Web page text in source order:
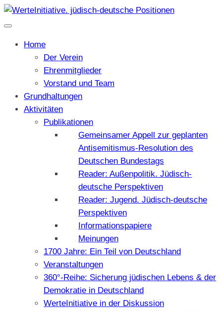
Home
Der Verein
Ehrenmitglieder
Vorstand und Team
Grundhaltungen
Aktivitäten
Publikationen
Gemeinsamer Appell zur geplanten
Antisemitismus-Resolution des
Deutschen Bundestags
Reader: Außenpolitik. Jüdisch-
deutsche Perspektiven
Reader: Jugend. Jüdisch-deutsche
Perspektiven
Informationspapiere
Meinungen
1700 Jahre: Ein Teil von Deutschland
Veranstaltungen
360°-Reihe: Sicherung jüdischen Lebens & der
Demokratie in Deutschland
WerteInitiative in der Diskussion